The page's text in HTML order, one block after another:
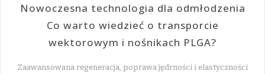
Nowoczesna technologia dla odmłodzenia
Co warto wiedzieć o transporcie
wektorowym i nośnikach PLGA?
Zaawansowana regeneracja, poprawa jędrności i elastyczności